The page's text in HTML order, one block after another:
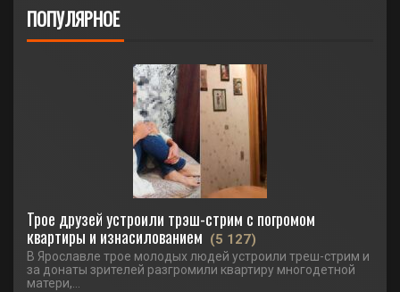
ПОПУЛЯРНОЕ
Трое друзей устроили трэш-стрим с погромом
квартиры и изнасилованием (5 127)
В Ярославле трое молодых людей устроили треш-стрим и
за донаты зрителей разгромили квартиру многодетной
матери,...